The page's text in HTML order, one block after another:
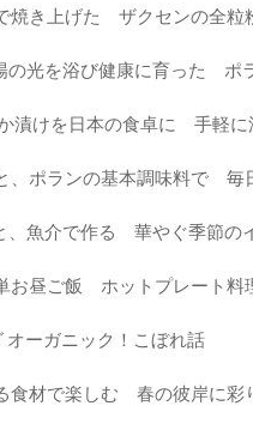
焼き上げた ザクセンの全粒
の光を浴び健康に育った ポ
漬けを日本の食卓に 手軽に
、ポランの基本調味料で 毎
、魚介で作る 華やぐ季節の
お昼ご飯 ホットプレート料
オーガニック！こぼれ話
食材で楽しむ 春の彼岸に彩